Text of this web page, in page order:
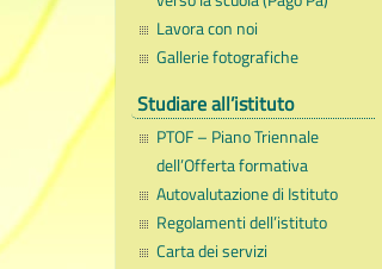
Lavora con noi
Gallerie fotografiche
Studiare all’istituto
PTOF – Piano Triennale
dell’Offerta formativa
Autovalutazione di Istituto
Regolamenti dell’istituto
Carta dei servizi